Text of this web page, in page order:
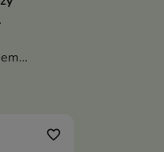
favorite_border